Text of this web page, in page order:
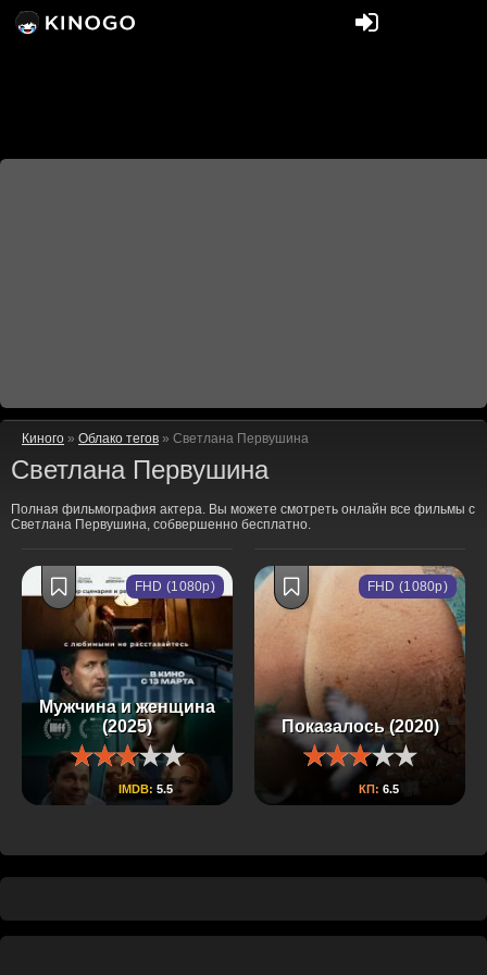
Киного » Облако тегов » Светлана Первушина
Светлана Первушина
Полная фильмография актера. Вы можете смотреть онлайн все фильмы с
Светлана Первушина, собвершенно бесплатно.
Мужчина и женщина
(2025)
IMDB: 5.5
FHD (1080p)
Показалось (2020)
КП: 6.5
FHD (1080p)